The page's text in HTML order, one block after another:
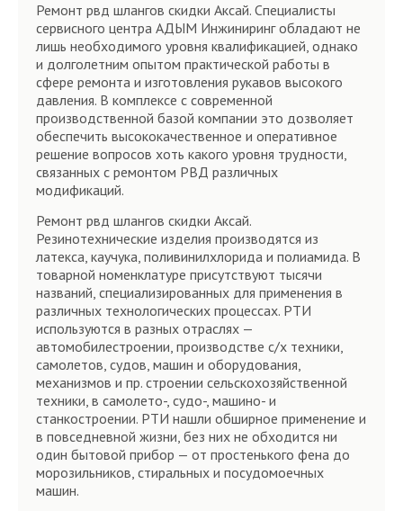
Ремонт рвд шлангов скидки Аксай. Специалисты
сервисного центра АДЫМ Инжиниринг обладают не
лишь необходимого уровня квалификацией, однако
и долголетним опытом практической работы в
сфере ремонта и изготовления рукавов высокого
давления. В комплексе с современной
производственной базой компании это дозволяет
обеспечить высококачественное и оперативное
решение вопросов хоть какого уровня трудности,
связанных с ремонтом РВД различных
модификаций.
Ремонт рвд шлангов скидки Аксай.
Резинотехнические изделия производятся из
латекса, каучука, поливинилхлорида и полиамида. В
товарной номенклатуре присутствуют тысячи
названий, специализированных для применения в
различных технологических процессах. РТИ
используются в разных отраслях —
автомобилестроении, производстве с/х техники,
самолетов, судов, машин и оборудования,
механизмов и пр. строении сельскохозяйственной
техники, в самолето-, судо-, машино- и
станкостроении. РТИ нашли обширное применение и
в повседневной жизни, без них не обходится ни
один бытовой прибор — от простенького фена до
морозильников, стиральных и посудомоечных
машин.